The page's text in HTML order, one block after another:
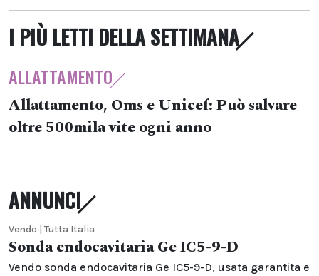
I PIÙ LETTI DELLA SETTIMANA
ALLATTAMENTO
Allattamento, Oms e Unicef: Può salvare
oltre 500mila vite ogni anno
ANNUNCI
Vendo | Tutta Italia
Sonda endocavitaria Ge IC5-9-D
Vendo sonda endocavitaria Ge IC5-9-D, usata garantita e